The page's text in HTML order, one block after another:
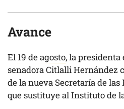
Avance
El 19 de agosto, la presidenta
senadora Citlalli Hernández
de la nueva Secretaría de
que sustituye al Instituto de